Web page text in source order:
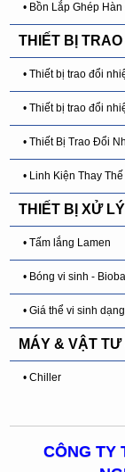
• Bồn Lắp Ghép Hàn
THIẾT BỊ
• Thiết bị trao đổi
• Thiết bị trao đổi
• Thiết Bị Trao Đổi
• Linh Kiện Thay Thế
THIẾT BỊ XỬ
• Tấm lắng Lamen
• Bóng vi sinh - Bioball
• Giá thể vi sinh
MÁY & VẬT
• Chiller
CÔNG TY